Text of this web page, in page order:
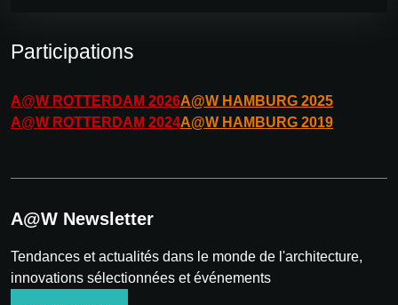
Participations
A@W ROTTERDAM 2026A@W HAMBURG 2025
A@W ROTTERDAM 2024A@W HAMBURG 2019
A@W Newsletter
Tendances et actualités dans le monde de l'architecture,
innovations sélectionnées et événements